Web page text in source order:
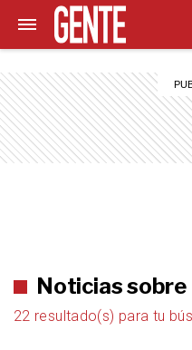
Noticias
22 resultado(s) para tu